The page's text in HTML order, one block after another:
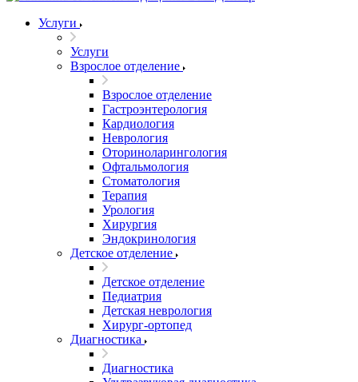
Услуги
Услуги
Взрослое отделение
Взрослое отделение
Гастроэнтерология
Кардиология
Неврология
Оториноларингология
Офтальмология
Стоматология
Терапия
Урология
Хирургия
Эндокринология
Детское отделение
Детское отделение
Педиатрия
Детская неврология
Хирург-ортопед
Диагностика
Диагностика